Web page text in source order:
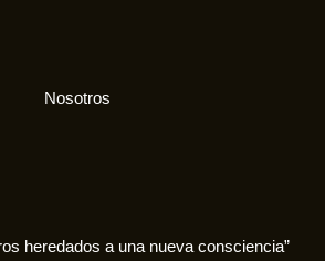
Nosotros
heredados a una nueva consciencia”